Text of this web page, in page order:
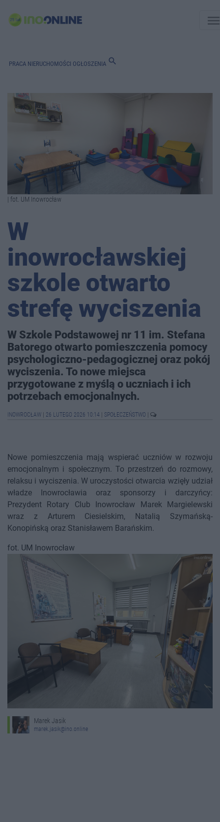
PRACA NIERUCHOMOŚCI OGŁOSZENIA search
| fot. UM Inowrocław
W
inowrocławskiej
szkole otwarto
strefę wyciszenia
W Szkole Podstawowej nr 11 im. Stefana
Batorego otwarto pomieszczenia pomocy
psychologiczno-pedagogicznej oraz pokój
wyciszenia. To nowe miejsca
przygotowane z myślą o uczniach i ich
potrzebach emocjonalnych.
INOWROCŁAW 26 LUTEGO 2026 10:14 SPOŁECZEŃSTWO
Nowe pomieszczenia mają wspierać uczniów w rozwoju
emocjonalnym i społecznym. To przestrzeń do rozmowy,
relaksu i wyciszenia. W uroczystości otwarcia wzięły udział
władze Inowrocławia oraz sponsorzy i darczyńcy:
Prezydent Rotary Club Inowrocław Marek Margielewski
wraz z Arturem Ciesielskim, Natalią Szymańską-
Konopińską oraz Stanisławem Barańskim.
fot. UM Inowrocław
Marek Jasik
marek.jasik@ino.online